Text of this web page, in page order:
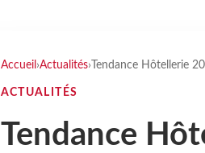
Accueil ›Actualités› Tendance Hôtellerie
ACTUALITÉS
Tendance